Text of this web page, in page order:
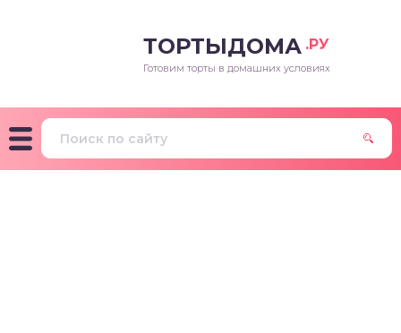
ТОРТЫДОМА .РУ
Готовим торты в домашних условиях